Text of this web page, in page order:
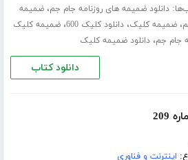
دانلود ضمیمه های روزنامه جام جم،ضمیمه
،ضمیمه کلیک،دانلود کلیک 600 ،ضمیمه کلیک
جام جم،دانلود ضمیمه کلیک
دانلود کتاب
اینترنت و فناوری